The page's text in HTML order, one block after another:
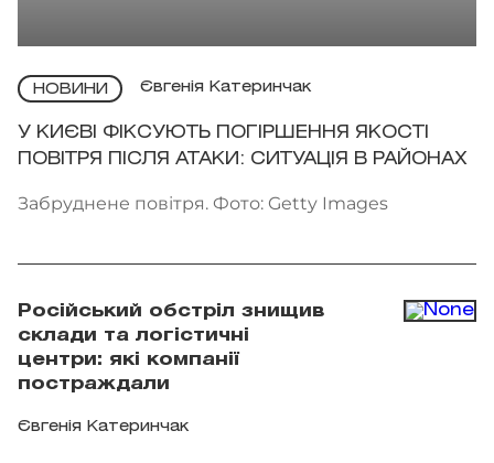
НОВИНИ Євгенія Катеринчак
У КИЄВІ ФІКСУЮТЬ ПОГІРШЕННЯ ЯКОСТІ
ПОВІТРЯ ПІСЛЯ АТАКИ: СИТУАЦІЯ В РАЙОНАХ
Забруднене повітря. Фото: Getty Images
Російський обстріл знищив
склади та логістичні
центри: які компанії
постраждали
Євгенія Катеринчак